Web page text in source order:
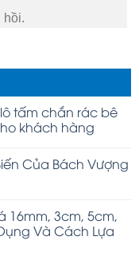
hồi.
tấm chắn rác bê
khách hàng
Của Bách Vượng
16mm, 3cm, 5cm,
Và Cách Lựa